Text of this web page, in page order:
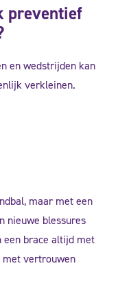
preventief
en wedstrijden kan
verkleinen.
maar met een
nieuwe blessures
een brace altijd met
vertrouwen